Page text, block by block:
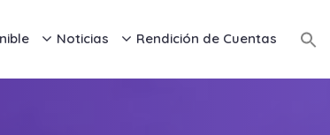
Noticias Rendición de Cuentas